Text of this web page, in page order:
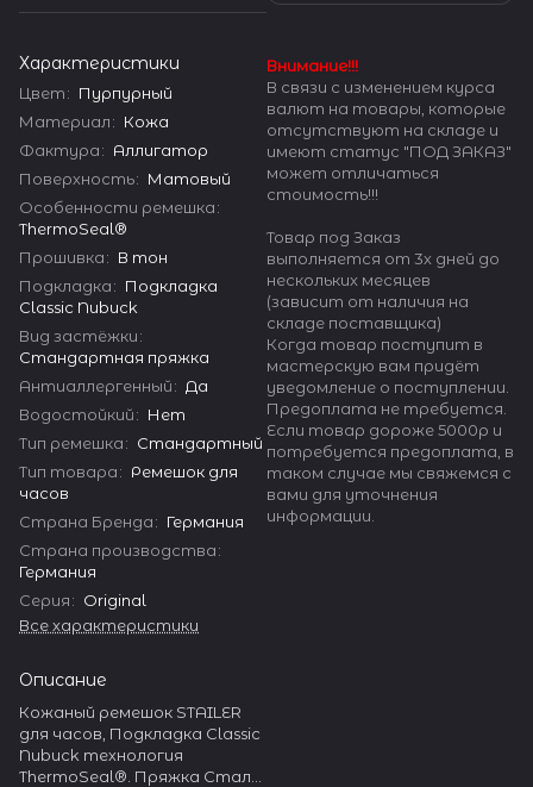
Характеристики
Цвет: Пурпурный
Материал: Кожа
Фактура: Аллигатор
Поверхность: Матовый
Особенности ремешка:
ThermoSeal®
Прошивка: В тон
Подкладка: Подкладка
Classic Nubuck
Вид застёжки:
Стандартная пряжка
Антиаллергенный: Да
Водостойкий: Нет
Тип ремешка: Стандартный
Тип товара: Ремешок для
часов
Страна Бренда: Германия
Страна производства:
Германия
Серия: Original
Все характеристики
Описание
Кожаный ремешок STAILER
для часов, Подкладка Classic
Nubuck технология
ThermoSeal®. Пряжка Сталь
Внимание!!!
В связи с изменением курса
валют на товары, которые
отсутствуют на складе и
имеют статус "ПОД ЗАКАЗ"
может отличаться
стоимость!!!
Товар под Заказ
выполняется от 3х дней до
нескольких месяцев
(зависит от наличия на
складе поставщика)
Когда товар поступит в
мастерскую вам придёт
уведомление о поступлении.
Предоплата не требуется.
Если товар дороже 5000р и
потребуется предоплата, в
таком случае мы свяжемся с
вами для уточнения
информации.